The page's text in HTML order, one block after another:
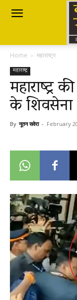
Nutan
Savera
नूतन
Breaking
News
Home महाराष्ट्र
महाराष्ट्र
महाराष्ट्र
के शिवसेना
By नूतन सवेरा - February